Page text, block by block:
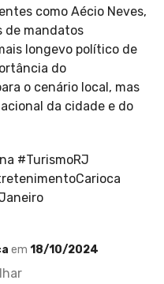
como Aécio Neves,
de mandatos
longevo político de
do
o cenário local, mas
da cidade e do
#TurismoRJ
em 18/10/2024